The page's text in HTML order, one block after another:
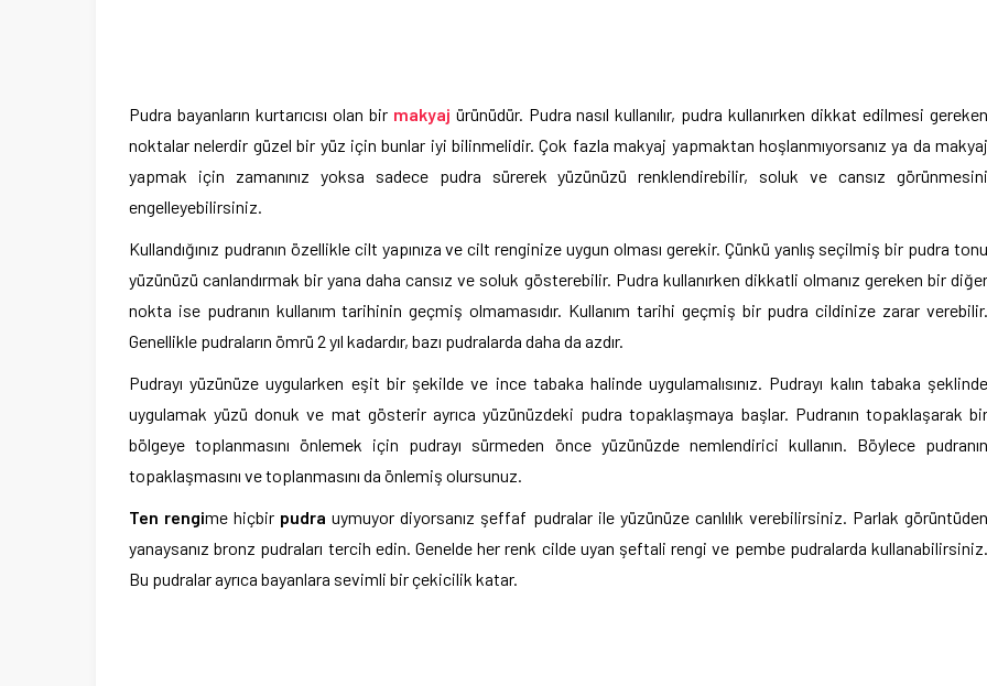
Pudra bayanların kurtarıcısı olan birmakyaj ürünüdür. Pudra nasıl kullanılır, pudra kullanırken dikkat edilmesi
noktalar nelerdir güzel bir yüz için bunlar iyi bilinmelidir. Çok fazla makyaj yapmaktan hoşlanmıyorsanız ya da makyaj
yapmak için zamanınız yoksa sadece pudra sürerek yüzünüzü renklendirebilir, soluk ve cansız görünmesini
engelleyebilirsiniz.
Kullandığınız pudranın özellikle cilt yapınıza ve cilt renginize uygun olması gerekir. Çünkü yanlış seçilmiş bir pudra tonu
yüzünüzü canlandırmak bir yana daha cansız ve soluk gösterebilir. Pudra kullanırken dikkatli olmanız gereken bir diğer
nokta ise pudranın kullanım tarihinin geçmiş olmamasıdır. Kullanım tarihi geçmiş bir pudra cildinize zarar verebilir.
Genellikle pudraların ömrü 2 yıl kadardır, bazı pudralarda daha da azdır.
Pudrayı yüzünüze uygularken eşit bir şekilde ve ince tabaka halinde uygulamalısınız. Pudrayı kalın tabaka şeklinde
uygulamak yüzü donuk ve mat gösterir ayrıca yüzünüzdeki pudra topaklaşmaya başlar. Pudranın topaklaşarak bir
bölgeye toplanmasını önlemek için pudrayı sürmeden önce yüzünüzde nemlendirici kullanın. Böylece pudranın
topaklaşmasını ve toplanmasını da önlemiş olursunuz.
Ten rengime hiçbir pudra uymuyor diyorsanız şeffaf pudralar ile yüzünüze canlılık verebilirsiniz. Parlak
yanaysanız bronz pudraları tercih edin. Genelde her renk cilde uyan şeftali rengi ve pembe pudralarda kullanabilirsiniz.
Bu pudralar ayrıca bayanlara sevimli bir çekicilik katar.